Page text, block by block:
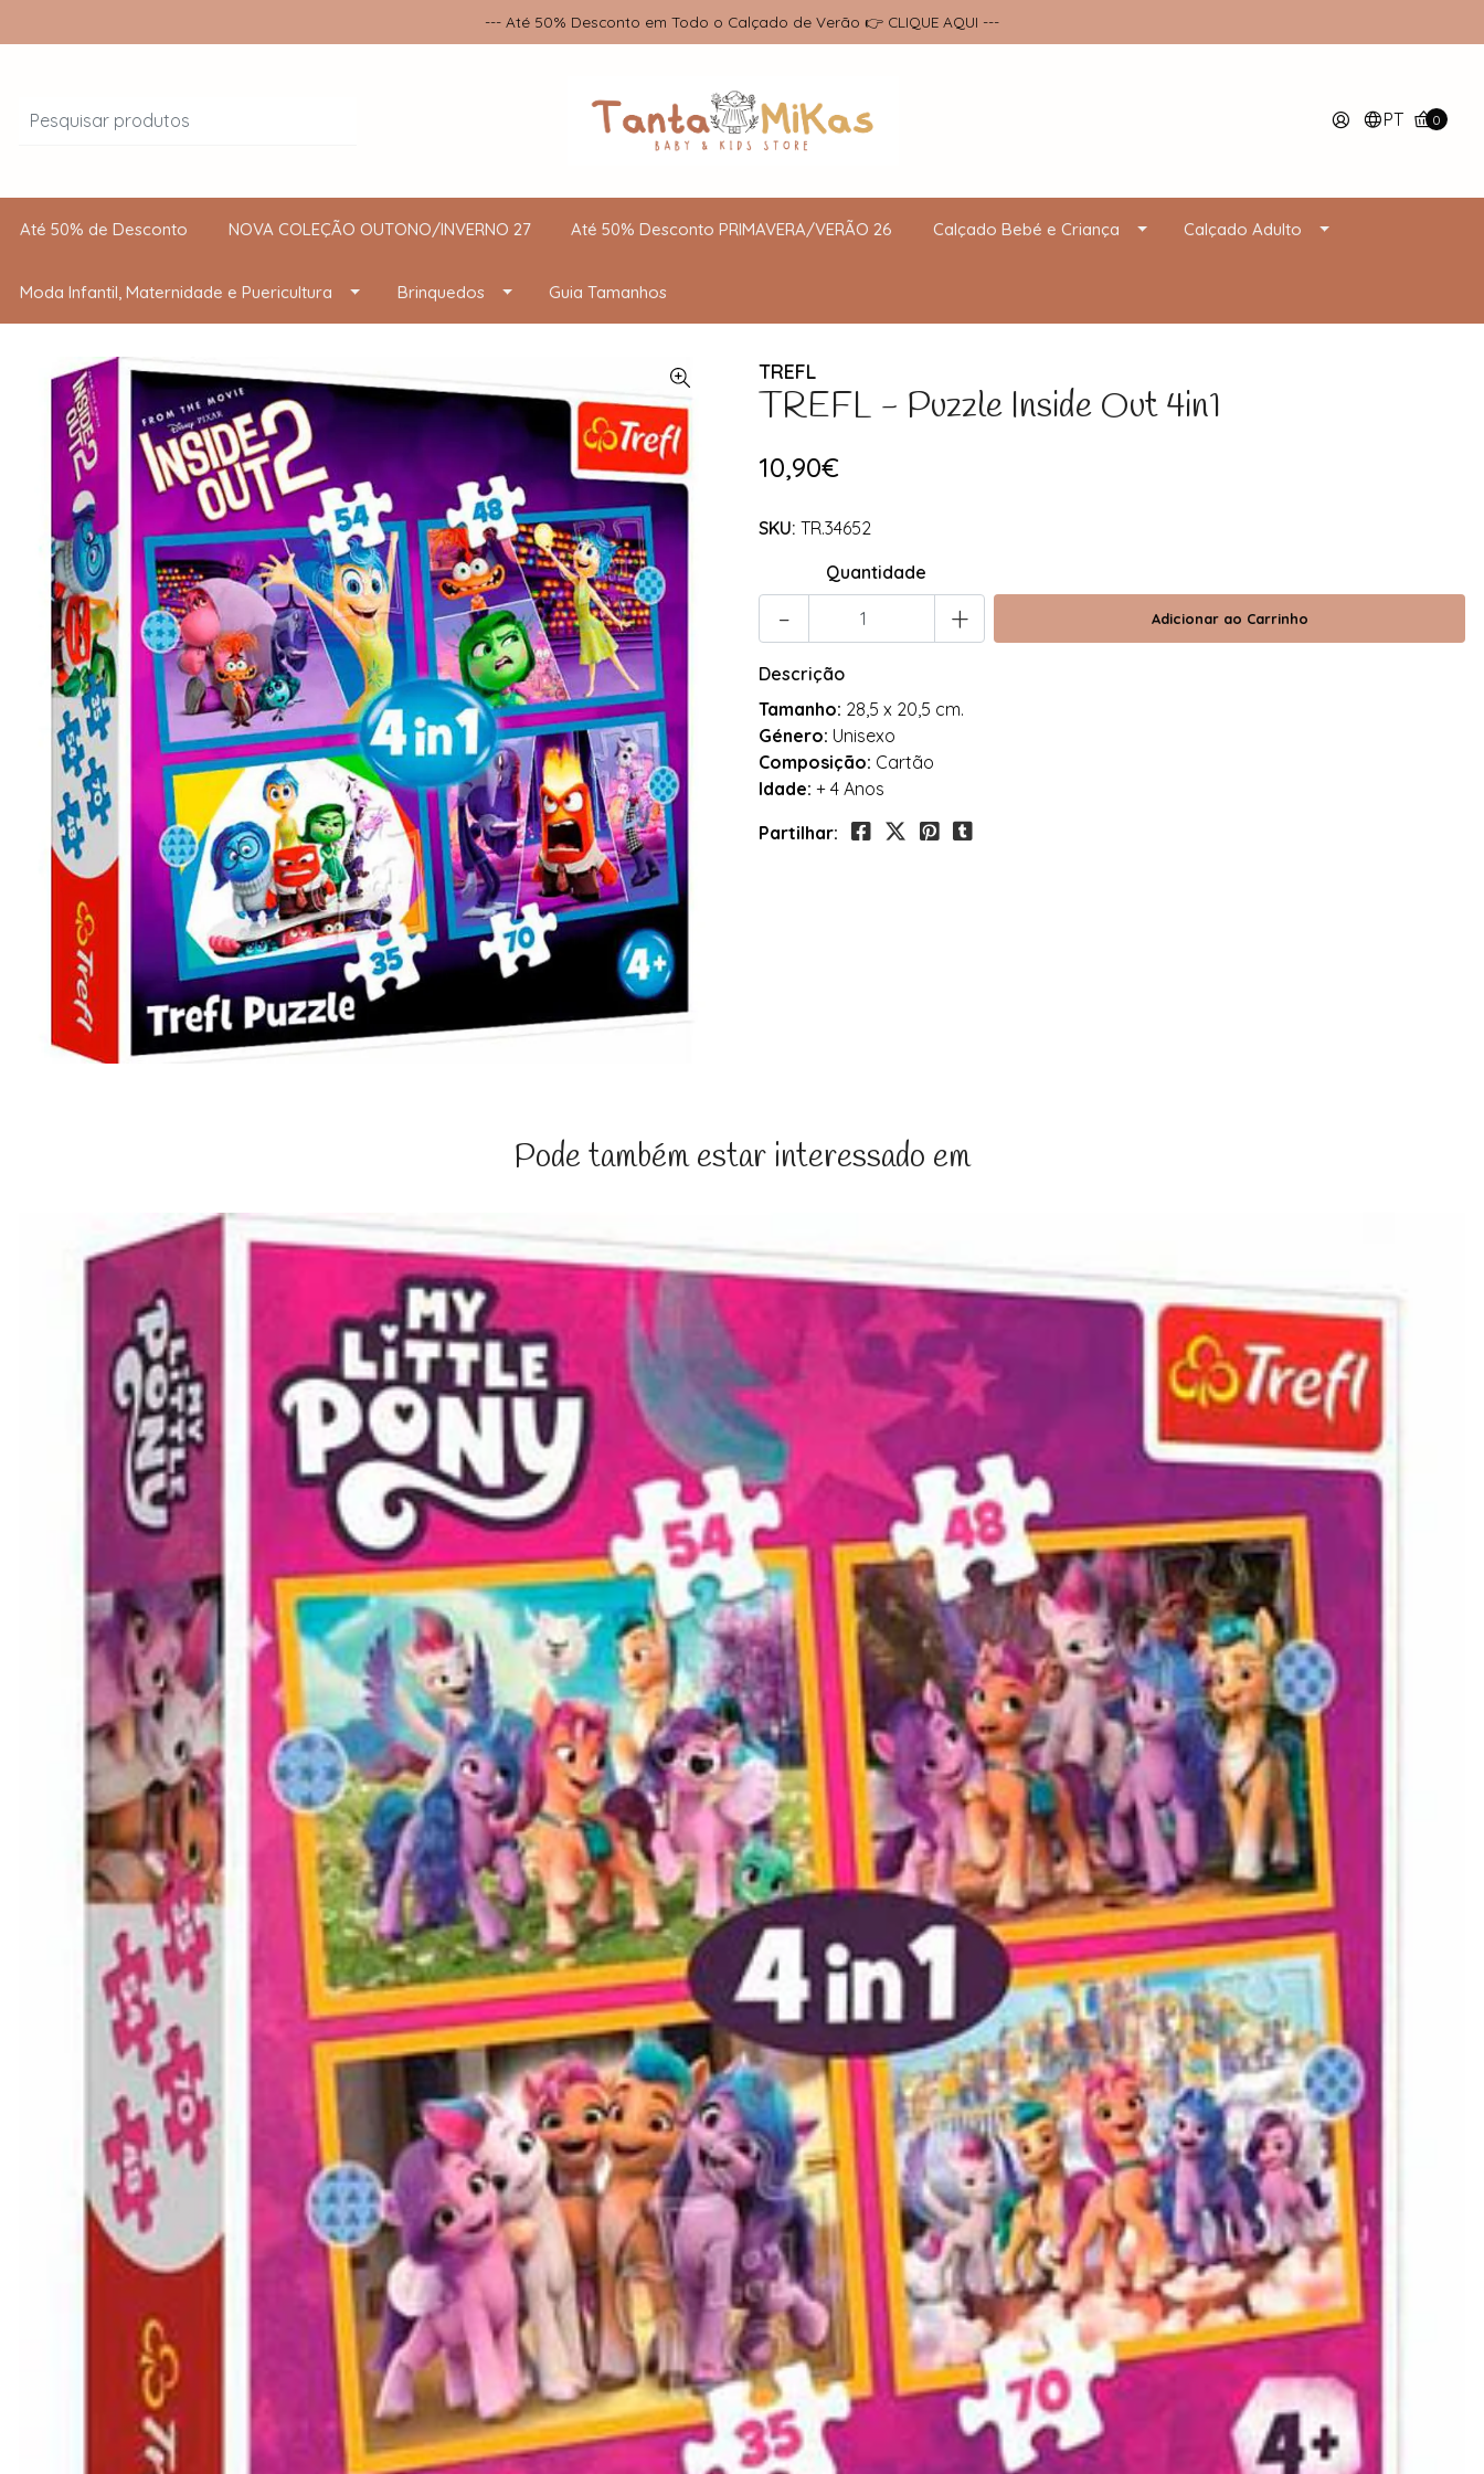
--- Até 50% Desconto em Todo o Calçado de Verão 👉 CLIQUE AQUI ---
PT 0
Até 50% de Desconto NOVA COLEÇÃO OUTONO/INVERNO 27 Até 50% Desconto PRIMAVERA/VERÃO 26 Calçado Bebé e Criança Calçado Adulto
Moda Infantil, Maternidade e Puericultura Brinquedos Guia Tamanhos
TREFL
TREFL - Puzzle Inside Out 4in1
10,90€
SKU: TR.34652
Quantidade
- +
Descrição
Tamanho: 28,5 x 20,5 cm.
Género: Unisexo
Composição: Cartão
Idade: + 4 Anos
Partilhar:
Pode também estar interessado em